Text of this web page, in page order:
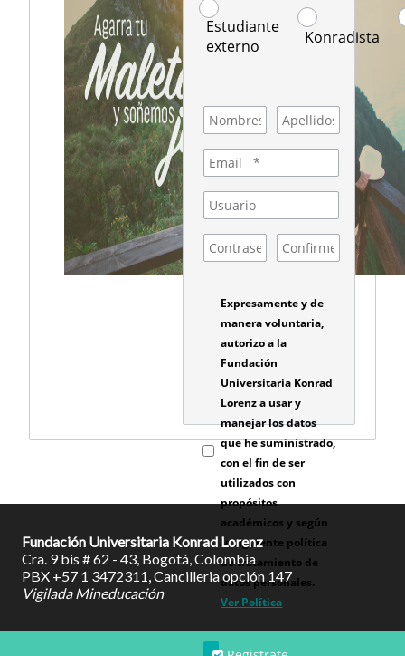
Estudiante
externo
Konradista
Expresamente y de
manera voluntaria,
autorizo a la
Fundación
Universitaria Konrad
Lorenz a usar y
manejar los datos
que he suministrado,
con el fin de ser
utilizados con
propósitos
académicos y según
la siguiente política
de tratamiento de
datos personales.
Ver Política
Fundación Universitaria Konrad Lorenz
Cra. 9 bis # 62 - 43, Bogotá, Colombia
PBX +57 1 3472311, Cancilleria opción 147
Vigilada Mineducación